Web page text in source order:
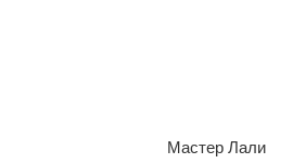
Мастер Лали